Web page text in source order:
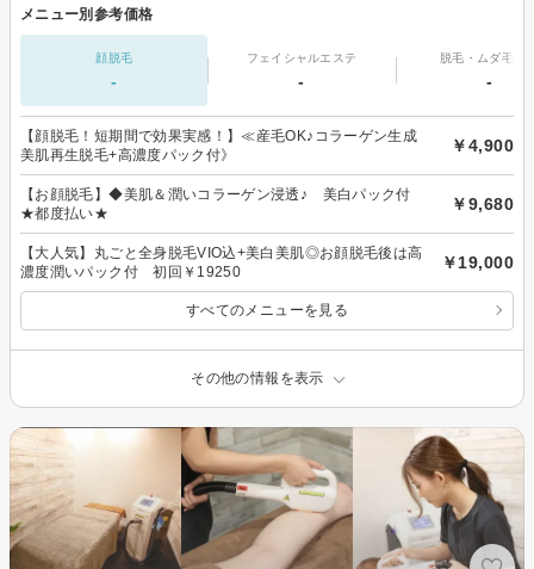
メニュー別参考価格
顔脱毛
-
フェイシャルエステ
-
脱毛・ムダ毛処
-
【顔脱毛！短期間で効果実感！】≪産毛OK♪コラーゲン生成
美肌再生脱毛+高濃度パック付》
￥4,900
【お顔脱毛】◆美肌＆潤いコラーゲン浸透♪ 美白パック付
★都度払い★
￥9,680
【大人気】丸ごと全身脱毛VIO込+美白美肌◎お顔脱毛後は高
濃度潤いパック付 初回￥19250
￥19,000
すべてのメニューを見る
その他の情報を表示